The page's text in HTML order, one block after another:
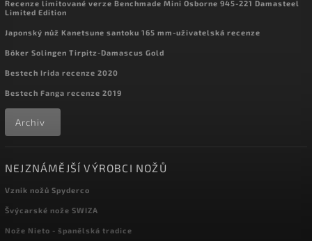
Recenze limitované verze Benchmade Mini Osborne 945-221 Damasteel
Limited Edition
Japonský nůž Kanetsune santoku 165 mm-uživatelská recenze
Böker Solingen Tirpitz-Damascus Gold
Bestech Irida recenze 2020
Bestech Fanga recenze 2019
Archiv
NEJZNÁMĚJŠÍ VÝROBCI NOŽŮ
Vznik nožů Spyderco
Švýcarské nože SWIZA
Nože Nieto - španělská tradice